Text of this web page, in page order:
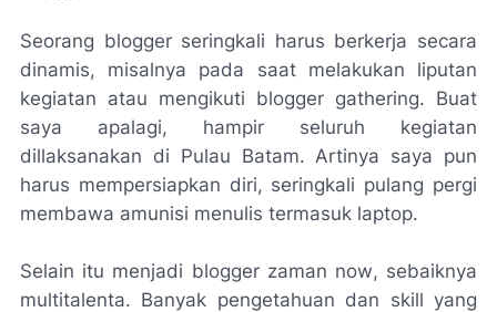
Seorang blogger seringkali harus berkerja secara
dinamis, misalnya pada saat melakukan liputan
kegiatan atau mengikuti blogger gathering. Buat
saya apalagi, hampir seluruh kegiatan
dillaksanakan di Pulau Batam. Artinya saya pun
harus mempersiapkan diri, seringkali pulang pergi
membawa amunisi menulis termasuk laptop.
Selain itu menjadi blogger zaman now, sebaiknya
multitalenta. Banyak pengetahuan dan skillyang